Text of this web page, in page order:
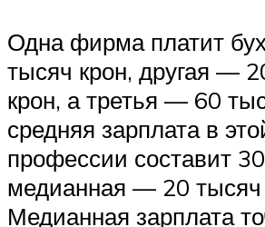
Одна фирма платит
тысяч крон, другая —
крон, а третья — 60
средняя зарплата в
профессии составит
медианная — 20 тысяч
Медианная зарплата